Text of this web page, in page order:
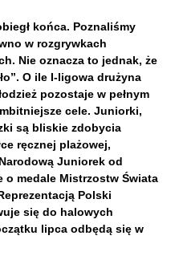
końca. Poznaliśmy
w rozgrywkach
Nie oznacza to jednak, że
O ile I-ligowa drużyna
pozostaje w pełnym
cele. Juniorki,
są bliskie zdobycia
ręcznej plażowej,
Juniorek od
o medale Mistrzostw Świata
Polski
się do halowych
lipca odbędą się w